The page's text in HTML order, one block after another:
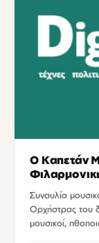
Ο Καπετάν
Συναυλία
Ορχήστρας του
μουσικοί,